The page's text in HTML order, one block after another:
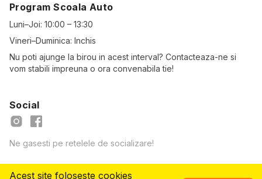
Acest site foloseste cookies
Program Scoala Auto
Luni–Joi: 10:00 – 13:30
Vineri–Duminica: Inchis
Nu poti ajunge la birou in acest interval? Contacteaza-ne si
vom stabili impreuna o ora convenabila tie!
Social
Ne gasesti pe retelele de socializare!